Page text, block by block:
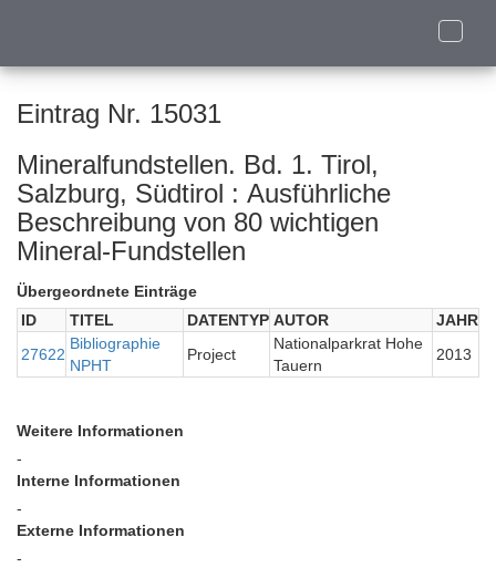
Toggle
Eintrag Nr. 15031
Mineralfundstellen. Bd. 1. Tirol,
Salzburg, Südtirol : Ausführliche
Beschreibung von 80 wichtigen
Mineral-Fundstellen
Übergeordnete Einträge
ID
TITEL DATENTYP AUTOR
JAHR
27622
Bibliographie
NPHT
Project
Nationalparkrat Hohe
Tauern
2013
Weitere Informationen
-
Interne Informationen
-
Externe Informationen
-